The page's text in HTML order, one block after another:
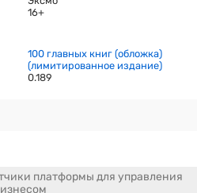
16+
100 главных книг (обложка)
(лимитированное издание)
0.189
платформы для управления